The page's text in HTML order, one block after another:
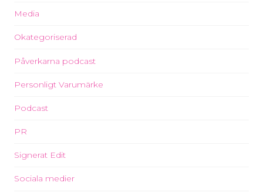
Media
Okategoriserad
Påverkarna podcast
Personligt Varumärke
Podcast
PR
Signerat Edit
Sociala medier